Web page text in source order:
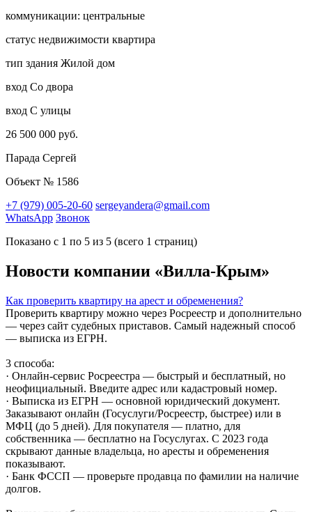
коммуникации: центральные
статус недвижимости квартира
тип здания Жилой дом
вход Со двора
вход С улицы
26 500 000 руб.
Парада Сергей
Объект № 1586
+7 (979) 005-20-60 sergeyandera@gmail.com
WhatsApp Звонок
Показано с 1 по 5 из 5 (всего 1 страниц)
Новости компании «Вилла-Крым»
Как проверить квартиру на арест и обременения?
Проверить квартиру можно через Росреестр и дополнительно
— через сайт судебных приставов. Самый надежный способ
— выписка из ЕГРН.
3 способа:
· Онлайн-сервис Росреестра — быстрый и бесплатный, но
неофициальный. Введите адрес или кадастровый номер.
· Выписка из ЕГРН — основной юридический документ.
Заказывают онлайн (Госуслуги/Росреестр, быстрее) или в
МФЦ (до 5 дней). Для покупателя — платно, для
собственника — бесплатно на Госуслугах. С 2023 года
скрывают данные владельца, но аресты и обременения
показывают.
· Банк ФССП — проверьте продавца по фамилии на наличие
долгов.